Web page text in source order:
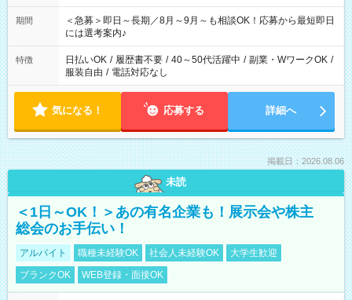
ば前職が、 在宅/財団法人/事務/コールセンター/受付/販売/カフェ
スタッフ スイーツ販売/ホテルフロント/化粧品販売/など 様々な
業界から入社して活躍されています♪
期間
＜急募＞即日～長期／8月～9月～も相談OK！応募から最短即日
には選考案内♪
特徴 日払いOK / 履歴書不要 / 40～50代活躍中 / 副業・WワークOK /
服装自由 / 電話対応なし
気になる！ 応募する 詳細へ
掲載日：2026.08.06
未読
＜1日～OK！＞あの有名企業も！展示会や株主
総会のお手伝い！
アルバイト 職種未経験OK 社会人未経験OK
大学生歓迎
ブランクOK
WEB登録・面接OK